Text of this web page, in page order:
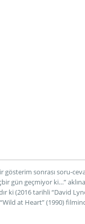
gösterim sonrası soru-
gün geçmiyor ki…”
ki (2016 tarihli “David
at Heart” (1990)